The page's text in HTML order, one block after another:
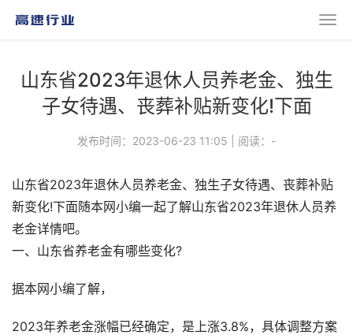
山东省2023年退休人员养老金、独生
子女待遇、丧葬补贴新变化!下面
发布时间：2023-06-23 11:05 阅读： -
山东省2023年退休人员养老金、独生子女待遇、丧葬补贴
新变化!下面随本网小编一起了解山东省2023年退休人员养
老金详情吧。
一、山东省养老金有哪些变化?
据本网小编了解，
2023年养老金涨幅已经确定，是上涨3.8%，具体调整方案